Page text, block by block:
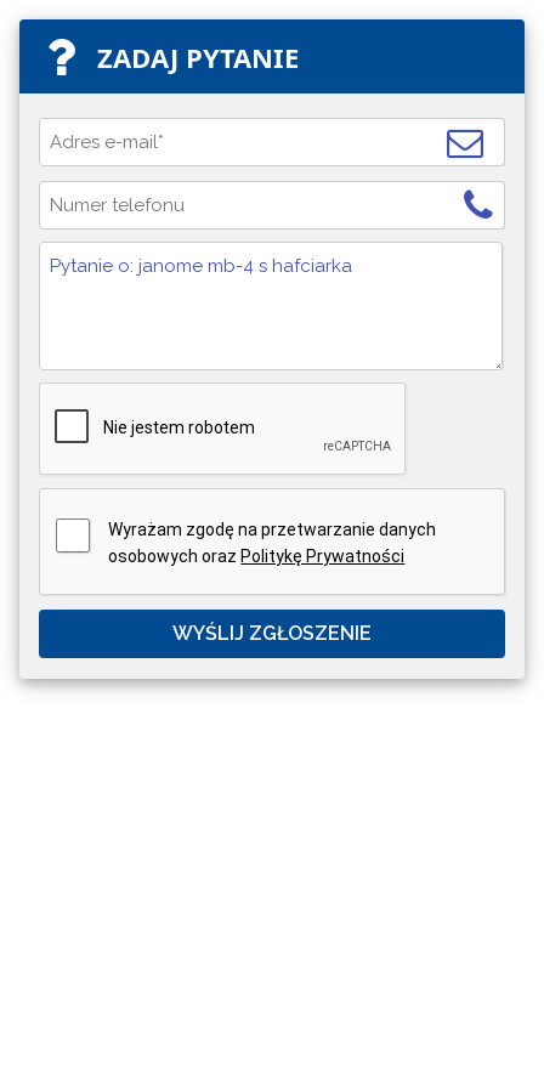
ZADAJ PYTANIE
Wyrażam zgodę na przetwarzanie danych
osobowych oraz Politykę Prywatności
WYŚLIJ ZGŁOSZENIE